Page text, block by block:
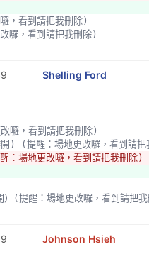
，看到請把我刪除)
囉，看到請把我刪除)
Shelling Ford
囉，看到請把我刪除)
) (提醒：場地更改囉，看到請
地更改囉，看到請把我刪除)
）(提醒：場地更改囉，看到請把
Johnson Hsieh